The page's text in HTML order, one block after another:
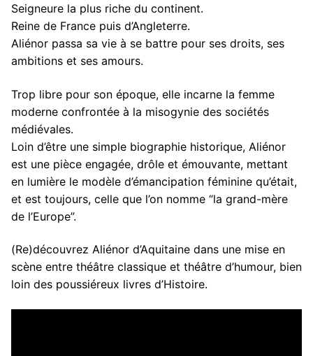
Seigneure la plus riche du continent.
Reine de France puis d’Angleterre.
Aliénor passa sa vie à se battre pour ses droits, ses
ambitions et ses amours.
Trop libre pour son époque, elle incarne la femme
moderne confrontée à la misogynie des sociétés
médiévales.
Loin d’être une simple biographie historique, Aliénor
est une pièce engagée, drôle et émouvante, mettant
en lumière le modèle d’émancipation féminine qu’était,
et est toujours, celle que l’on nomme “la grand-mère
de l’Europe”.
(Re)découvrez Aliénor d’Aquitaine dans une mise en
scène entre théâtre classique et théâtre d’humour, bien
loin des poussiéreux livres d’Histoire.